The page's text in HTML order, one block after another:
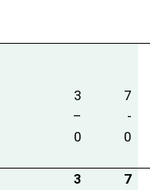
3 7
– -
0 0
3 7